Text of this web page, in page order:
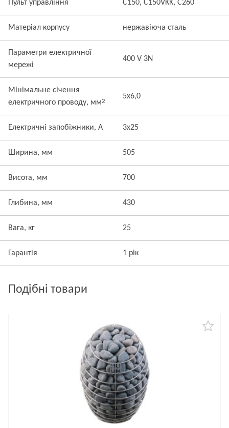
Пульт управління C150, C150VKK, C260
Матеріал корпусу нержавіюча сталь
Параметри електричної
мережі
400 V 3N
Мінімальне січення
електричного проводу, мм2
5x6,0
Електричні запобіжники, А 3x25
Ширина, мм 505
Висота, мм 700
Глибина, мм 430
Вага, кг 25
Гарантія 1 рік
Подібні товари